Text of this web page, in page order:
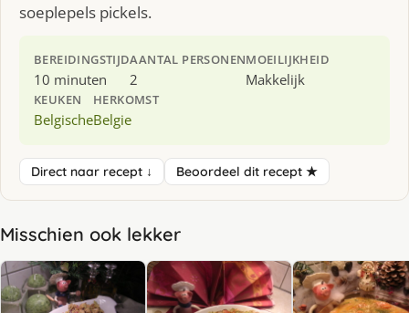
soeplepels pickels.
BEREIDINGSTIJD
10 minuten
AANTAL PERSONEN
2
MOEILIJKHEID
Makkelijk
KEUKEN
Belgische
HERKOMST
Belgie
Direct naar recept ↓ Beoordeel dit recept ★
Misschien ook lekker